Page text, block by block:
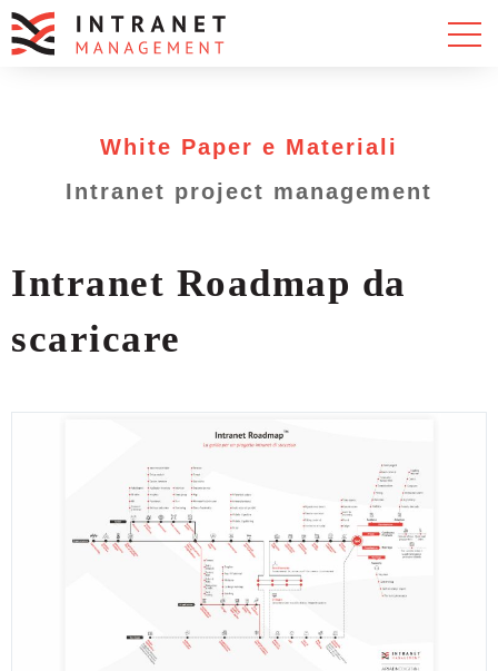
White Paper e Materiali
Intranet project management
Intranet Roadmap da
scaricare